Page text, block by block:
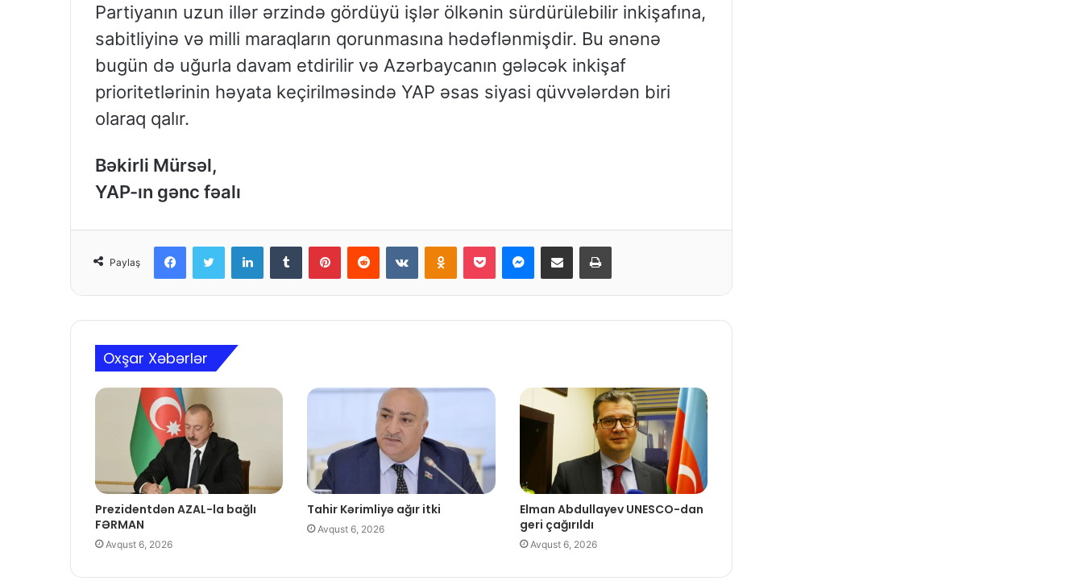
Partiyanın uzun illər ərzində gördüyü işlər ölkənin sürdürülebilir inkişafına,
sabitliyinə və milli maraqların qorunmasına hədəflənmişdir. Bu ənənə
bugün də uğurla davam etdirilir və Azərbaycanın gələcək inkişaf
prioritetlərinin həyata keçirilməsində YAP əsas siyasi qüvvələrdən biri
olaraq qalır.
Bəkirli Mürsəl,
YAP-ın gənc fəalı
Paylaş
Oxşar Xəbərlər
Prezidentdən AZAL-la bağlı
FƏRMAN
Avqust 6, 2026
Tahir Kərimliyə ağır itki
Avqust 6, 2026
Elman Abdullayev UNESCO-dan
geri çağırıldı
Avqust 6, 2026